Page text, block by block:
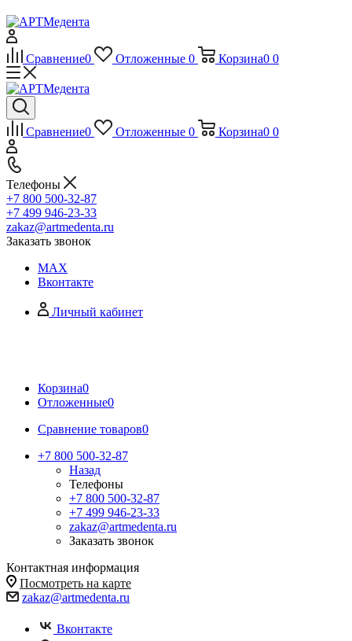
Сравнение0 Отложенные 0 Корзина0 0
Сравнение0 Отложенные 0 Корзина0 0
Телефоны
+7 800 500-32-87
+7 499 946-23-33
zakaz@artmedenta.ru
Заказать звонок
MAX
Вконтакте
Личный кабинет
Корзина0
Отложенные0
Сравнение товаров0
+7 800 500-32-87
Назад
Телефоны
+7 800 500-32-87
+7 499 946-23-33
zakaz@artmedenta.ru
Заказать звонок
Контактная информация
Посмотреть на карте
zakaz@artmedenta.ru
Вконтакте